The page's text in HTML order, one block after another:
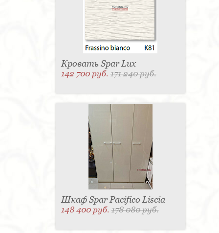
Панель настенная для TV - 4
Кассетница - 3 Держатель для
туалетной бумаги - 3Поднос - 3
Пантограф - 3Мыльница - 3Раковина - 3
Кухня - 2Стиральная машина - 2
Туалетный столик - 2Тумба - 2
Карниз для штор - 2
Газетница - 2
Крючок - 2Полотенцесушитель - 2
Розетка - 2Игрушка - 1Игрушка - 1
ресепшен - 1
Морозильная камера - 1
Выдвижная система - 1
Игрушка - 1 Игрушка - 1
Держатель для одежды - 1
Бутылочница - 1
Ширма - 1
Микроволновая печь - 1 Кондиционер - 1
Душевая кабина - 1
Буфет - 1
Игрушка - 1
Игрушка - 1
Игрушка - 1
Игрушка - 1
Подогреватель посуды - 1
Игрушка - 1
Кровать Spar Lux
142 700 руб.171 240 руб.
Шкаф Spar Pacifico Liscia
148 400 руб.178 080 руб.